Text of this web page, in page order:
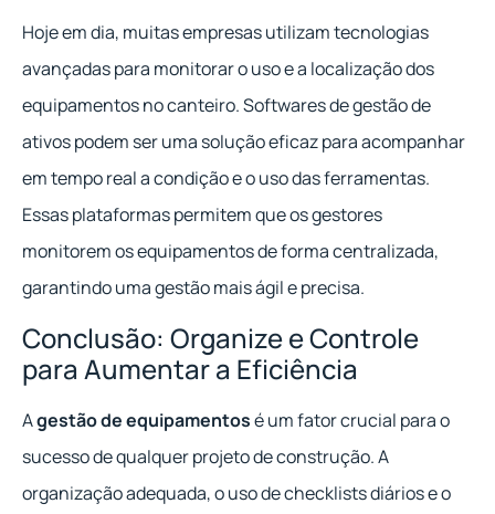
Hoje em dia, muitas empresas utilizam tecnologias
avançadas para monitorar o uso e a localização dos
equipamentos no canteiro. Softwares de gestão de
ativos podem ser uma solução eficaz para acompanhar
em tempo real a condição e o uso das ferramentas.
Essas plataformas permitem que os gestores
monitorem os equipamentos de forma centralizada,
garantindo uma gestão mais ágil e precisa.
Conclusão: Organize e Controle
para Aumentar a Eficiência
Agestão de equipamentosé um fator crucial para o
sucesso de qualquer projeto de construção. A
organização adequada, o uso de checklists diários e o